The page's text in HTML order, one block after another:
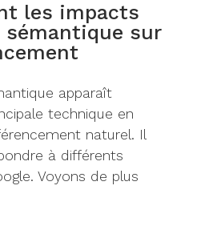
les impacts
sémantique sur
apparaît
technique en
naturel. Il
à différents
Voyons de plus